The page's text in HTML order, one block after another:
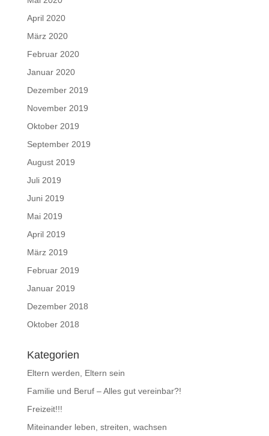
April 2020
März 2020
Februar 2020
Januar 2020
Dezember 2019
November 2019
Oktober 2019
September 2019
August 2019
Juli 2019
Juni 2019
Mai 2019
April 2019
März 2019
Februar 2019
Januar 2019
Dezember 2018
Oktober 2018
Kategorien
Eltern werden, Eltern sein
Familie und Beruf – Alles gut vereinbar?!
Freizeit!!!
Miteinander leben, streiten, wachsen